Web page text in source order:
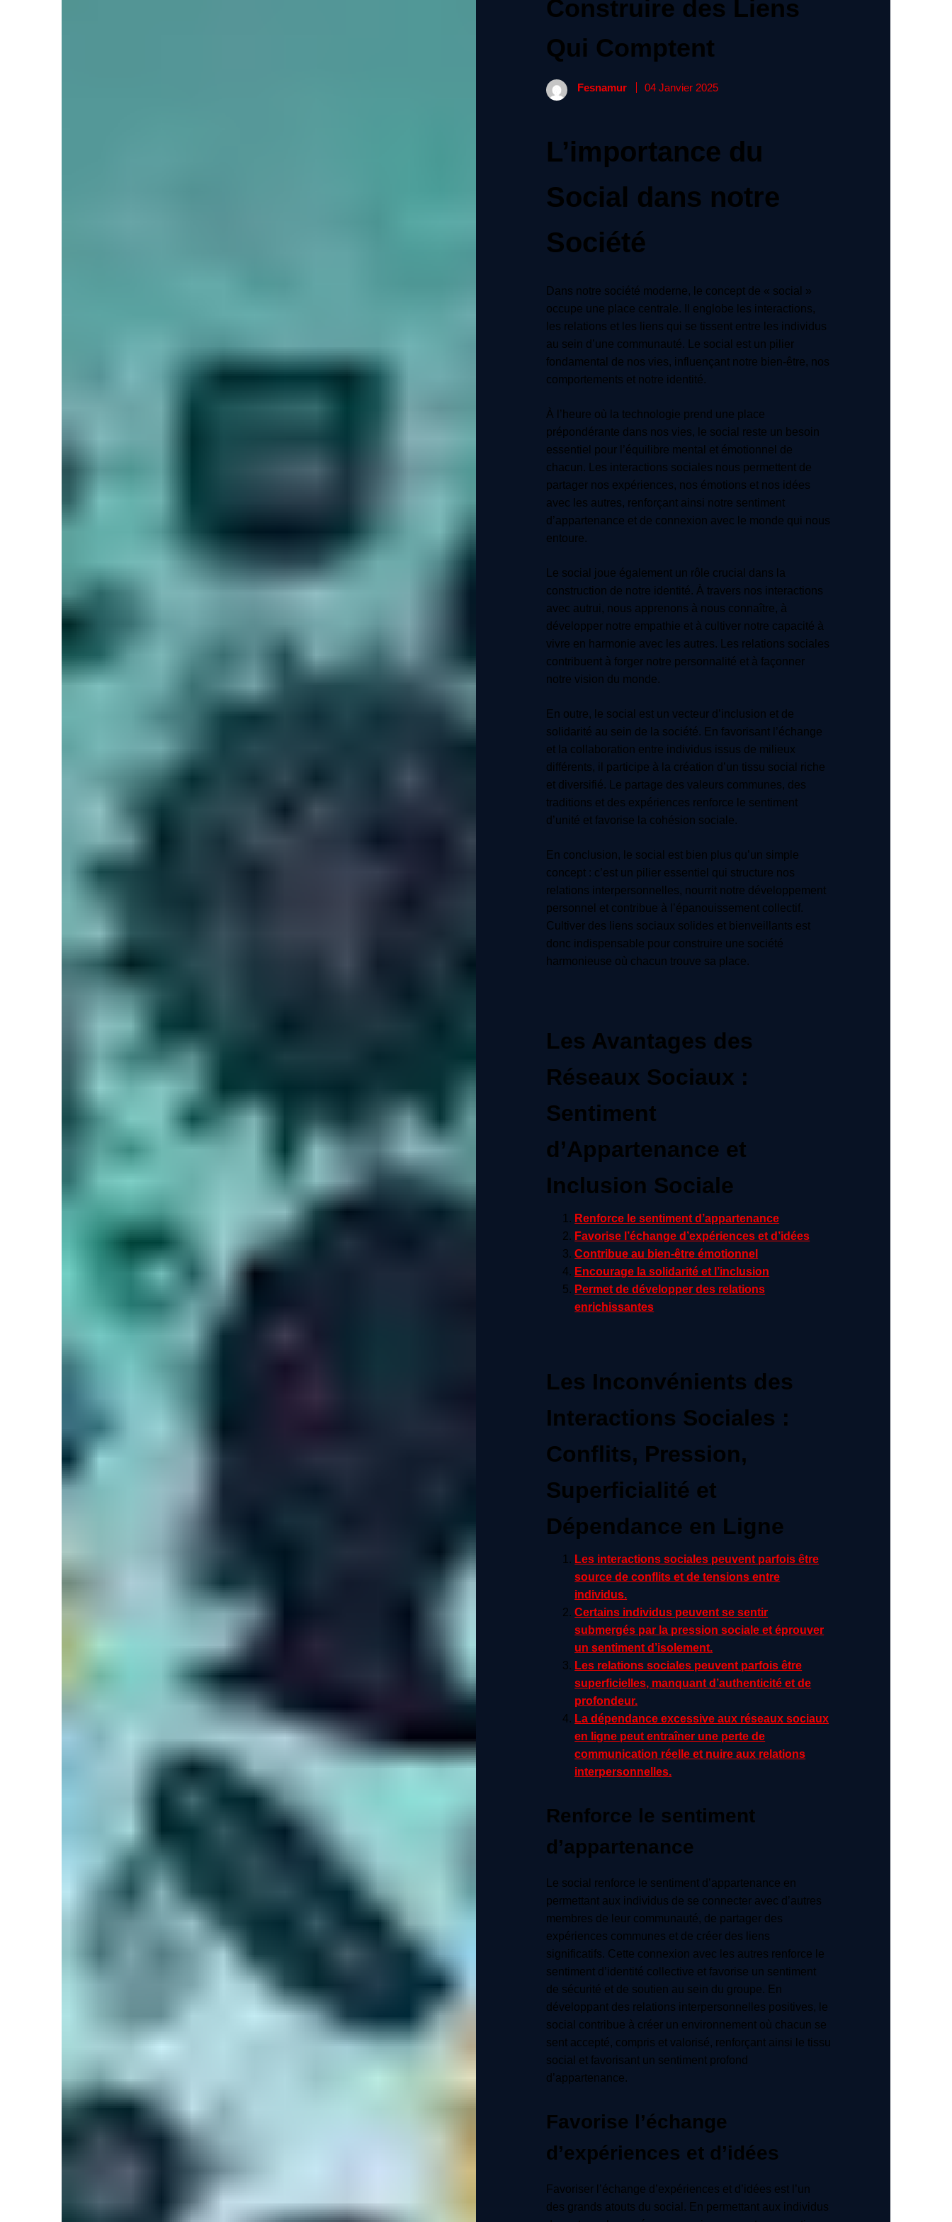
Construire des Liens
Qui Comptent
Fesnamur 04 Janvier 2025
L’importance du
Social dans notre
Société
Dans notre société moderne, le concept de « social »
occupe une place centrale. Il englobe les interactions,
les relations et les liens qui se tissent entre les individus
au sein d’une communauté. Le social est un pilier
fondamental de nos vies, influençant notre bien-être, nos
comportements et notre identité.
À l’heure où la technologie prend une place
prépondérante dans nos vies, le social reste un besoin
essentiel pour l’équilibre mental et émotionnel de
chacun. Les interactions sociales nous permettent de
partager nos expériences, nos émotions et nos idées
avec les autres, renforçant ainsi notre sentiment
d’appartenance et de connexion avec le monde qui nous
entoure.
Le social joue également un rôle crucial dans la
construction de notre identité. À travers nos interactions
avec autrui, nous apprenons à nous connaître, à
développer notre empathie et à cultiver notre capacité à
vivre en harmonie avec les autres. Les relations sociales
contribuent à forger notre personnalité et à façonner
notre vision du monde.
En outre, le social est un vecteur d’inclusion et de
solidarité au sein de la société. En favorisant l’échange
et la collaboration entre individus issus de milieux
différents, il participe à la création d’un tissu social riche
et diversifié. Le partage des valeurs communes, des
traditions et des expériences renforce le sentiment
d’unité et favorise la cohésion sociale.
En conclusion, le social est bien plus qu’un simple
concept : c’est un pilier essentiel qui structure nos
relations interpersonnelles, nourrit notre développement
personnel et contribue à l’épanouissement collectif.
Cultiver des liens sociaux solides et bienveillants est
donc indispensable pour construire une société
harmonieuse où chacun trouve sa place.
Les Avantages des
Réseaux Sociaux :
Sentiment
d’Appartenance et
Inclusion Sociale
Renforce le sentiment d’appartenance
Favorise l’échange d’expériences et d’idées
Contribue au bien-être émotionnel
Encourage la solidarité et l’inclusion
Permet de développer des relations
enrichissantes
Les Inconvénients des
Interactions Sociales :
Conflits, Pression,
Superficialité et
Dépendance en Ligne
Les interactions sociales peuvent parfois être
source de conflits et de tensions entre
individus.
Certains individus peuvent se sentir
submergés par la pression sociale et éprouver
un sentiment d’isolement.
Les relations sociales peuvent parfois être
superficielles, manquant d’authenticité et de
profondeur.
La dépendance excessive aux réseaux sociaux
en ligne peut entraîner une perte de
communication réelle et nuire aux relations
interpersonnelles.
Renforce le sentiment
d’appartenance
Le social renforce le sentiment d’appartenance en
permettant aux individus de se connecter avec d’autres
membres de leur communauté, de partager des
expériences communes et de créer des liens
significatifs. Cette connexion avec les autres renforce le
sentiment d’identité collective et favorise un sentiment
de sécurité et de soutien au sein du groupe. En
développant des relations interpersonnelles positives, le
social contribue à créer un environnement où chacun se
sent accepté, compris et valorisé, renforçant ainsi le tissu
social et favorisant un sentiment profond
d’appartenance.
Favorise l’échange
d’expériences et d’idées
Favoriser l’échange d’expériences et d’idées est l’un
des grands atouts du social. En permettant aux individus